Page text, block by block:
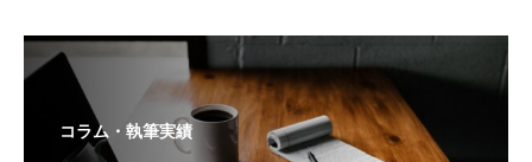
コラム・執筆実績